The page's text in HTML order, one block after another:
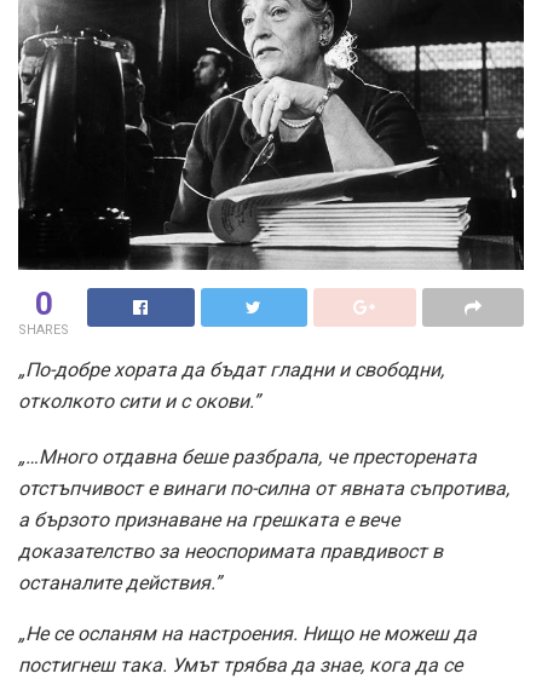
0
SHARES
„По-добре хората да бъдат гладни и свободни,
отколкото сити и с окови.”
„…Много отдавна беше разбрала, че престорената
отстъпчивост е винаги по-силна от явната съпротива,
а бързото признаване на грешката е вече
доказателство за неоспоримата правдивост в
останалите действия.”
„Не се осланям на настроения. Нищо не можеш да
постигнеш така. Умът трябва да знае, кога да се